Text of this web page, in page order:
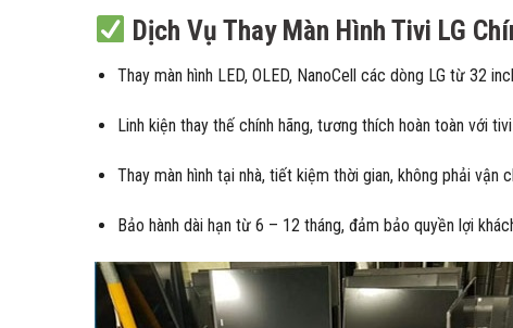
Dịch Vụ Thay Màn Hình Tivi LG
Thay màn hình LED, OLED, NanoCell các dòng LG từ 32
Linh kiện thay thế chính hãng, tương thích hoàn toàn với tivi
Thay màn hình tại nhà, tiết kiệm thời gian, không phải vận
Bảo hành dài hạn từ 6 – 12 tháng, đảm bảo quyền lợi